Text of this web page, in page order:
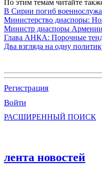
По этим темам читайте
В Сирии погиб
Министерство диаспоры:
Министр диаспоры
Глава АНКА: Порочные
Два взгляда на одну
Регистрация
Войти
РАСШИРЕННЫЙ ПОИСК
лента новостей